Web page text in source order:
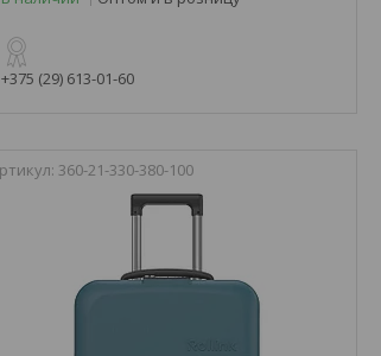
+375 (29) 613-01-60
360-21-330-380-100